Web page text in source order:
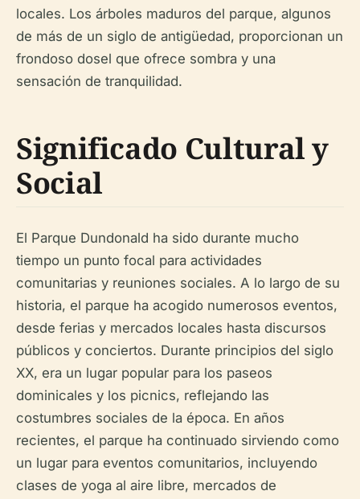
locales. Los árboles maduros del parque, algunos
de más de un siglo de antigüedad, proporcionan un
frondoso dosel que ofrece sombra y una
sensación de tranquilidad.
Significado Cultural y
Social
El Parque Dundonald ha sido durante mucho
tiempo un punto focal para actividades
comunitarias y reuniones sociales. A lo largo de su
historia, el parque ha acogido numerosos eventos,
desde ferias y mercados locales hasta discursos
públicos y conciertos. Durante principios del siglo
XX, era un lugar popular para los paseos
dominicales y los picnics, reflejando las
costumbres sociales de la época. En años
recientes, el parque ha continuado sirviendo como
un lugar para eventos comunitarios, incluyendo
clases de yoga al aire libre, mercados de